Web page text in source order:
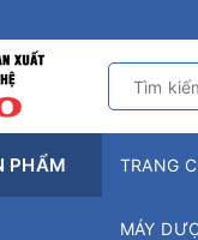
PHẨM TRANG
MÁY